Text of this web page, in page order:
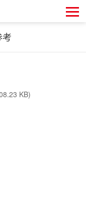
KB)